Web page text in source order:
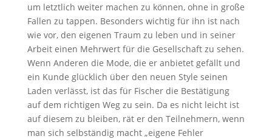
um letztlich weiter machen zu können, ohne in große
Fallen zu tappen. Besonders wichtig für ihn ist nach
wie vor, den eigenen Traum zu leben und in seiner
Arbeit einen Mehrwert für die Gesellschaft zu sehen.
Wenn Anderen die Mode, die er anbietet gefällt und
ein Kunde glücklich über den neuen Style seinen
Laden verlässt, ist das für Fischer die Bestätigung
auf dem richtigen Weg zu sein. Da es nicht leicht ist
auf diesem zu bleiben, rät er den Teilnehmern, wenn
man sich selbständig macht „eigene Fehler